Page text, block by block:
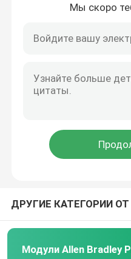
Мы скоро
ДРУГИЕ КАТЕГОРИИ
Модули Allen Bradley